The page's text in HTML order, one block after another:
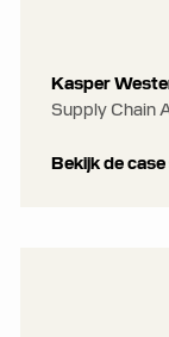
Kasper
Supply Chain
Bekijk de